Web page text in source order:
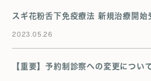
スギ花粉舌下免疫療法 新規治療開始
2023.05.26
【重要】予約制診察への変更につい